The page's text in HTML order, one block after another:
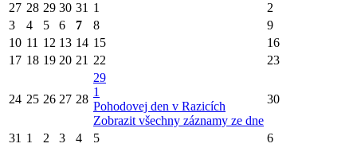
27 28 29 30 31 1
2
3
4 5 6 7 8
9
10 11 12 13 14 15
16
17 18 19 20 21 22 23
24 25 26 27 28
29
1
Pohodovej den v Razicích
Zobrazit všechny záznamy ze dne
30
31 1 2 3 4 5 6